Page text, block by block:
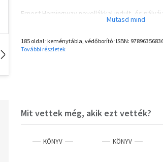
Hangoskönyv
Ernest Hemingway novellákkal indult, és
műfajban tudta legjobban megmutatni briliáns
A 21. Század Kiadó - Magyarországon először
megjelenési sorrendjében, azok tartalmát
185 oldal･keménytábla, védőborító･ISBN:
További részletek
Mit vettek még, akik ezt vették?
KÖNYV KÖNYV